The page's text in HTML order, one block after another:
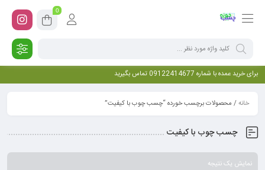
0
برای خرید عمده با شماره 09122414677 تماس بگیرید
خانه/ محصولات برچسب خورده “چسب چوب با کیفیت”
چسب چوب با کیفیت
نمایش یک نتیجه